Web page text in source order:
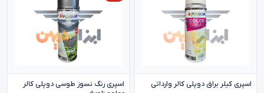
اسپری کیلر براق دوپلی کالر وارداتی
اسپری رنگ نسوز طوسی دوپلی کالر